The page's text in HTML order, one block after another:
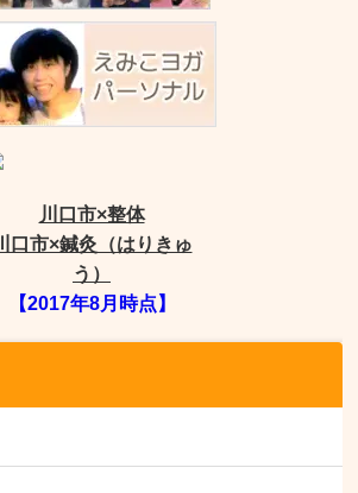
川口市×整体
口市×鍼灸（はりきゅ
う）
【2017年8月時点】